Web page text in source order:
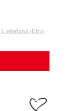
Lieferland (Bitte